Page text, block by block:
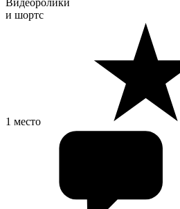
Видеоролики
и шортс
1 место